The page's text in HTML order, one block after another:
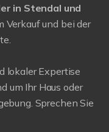
in Stendal und
Verkauf und bei der
lokaler Expertise
um Ihr Haus oder
Sprechen Sie